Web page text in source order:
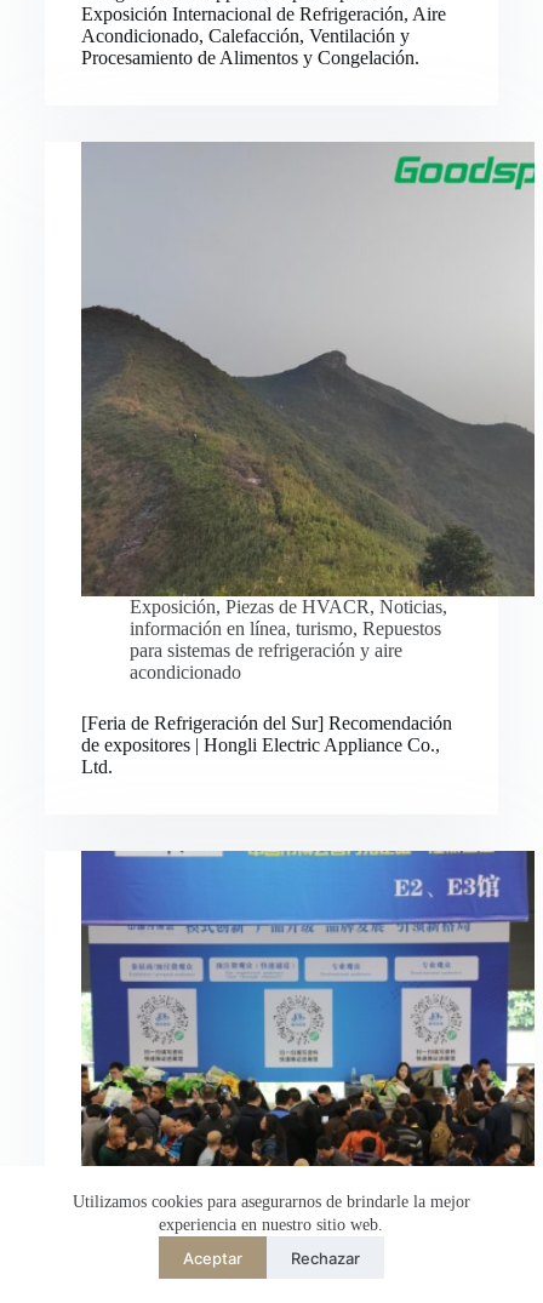
Utilizamos cookies para asegurarnos de brindarle la mejor
experiencia en nuestro sitio web.
Aceptar Rechazar
Exposición Internacional de Refrigeración, Aire
Acondicionado, Calefacción, Ventilación y
Procesamiento de Alimentos y Congelación.
Exposición, Piezas de HVACR, Noticias,
información en línea, turismo, Repuestos
para sistemas de refrigeración y aire
acondicionado
[Feria de Refrigeración del Sur] Recomendación
de expositores | Hongli Electric Appliance Co.,
Ltd.
简体中文
English
繁體中文
Deutsch
Français du Canada
Italiano
日本語
한국어
Bahasa Indonesia
Русский